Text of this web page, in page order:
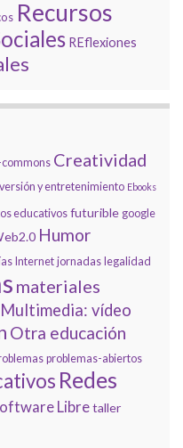
Recursos
REflexiones
Creatividad
y entretenimiento Ebooks
educativos futurible google
Humor
Internet jornadas legalidad
materiales
Multimedia: vídeo
Otra educación
problemas-abiertos
Redes
Libretaller